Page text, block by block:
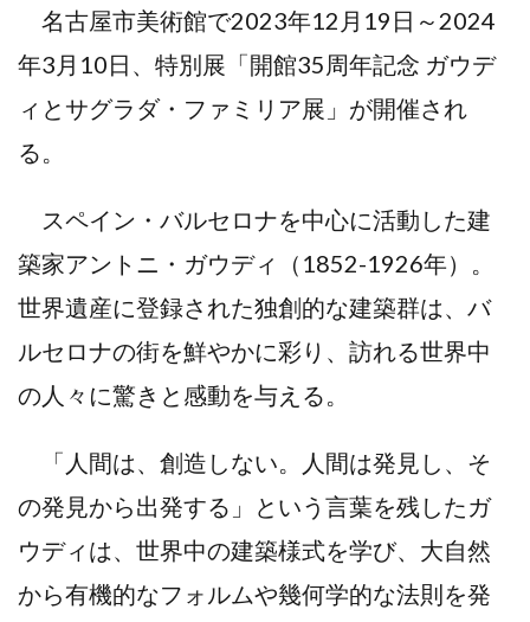
名古屋市美術館で2023年12月19日～2024
年3月10日、特別展「開館35周年記念 ガウデ
ィとサグラダ・ファミリア展」が開催され
る。
スペイン・バルセロナを中心に活動した建
築家アントニ・ガウディ（1852-1926年）。
世界遺産に登録された独創的な建築群は、バ
ルセロナの街を鮮やかに彩り、訪れる世界中
の人々に驚きと感動を与える。
「人間は、創造しない。人間は発見し、そ
の発見から出発する」という言葉を残したガ
ウディは、世界中の建築様式を学び、大自然
から有機的なフォルムや幾何学的な法則を発